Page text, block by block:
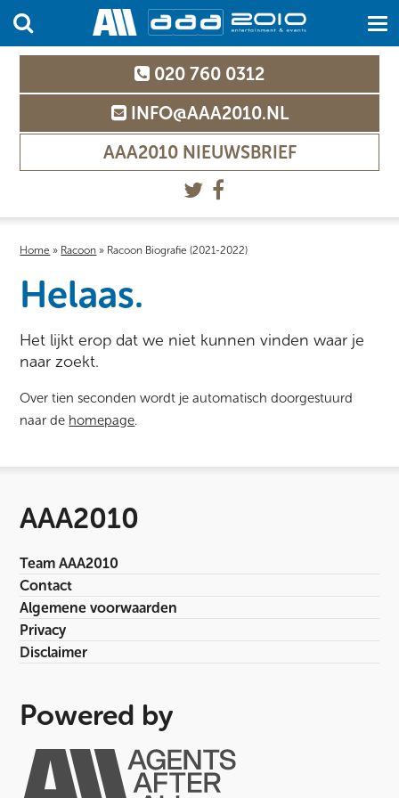
020 760 0312
INFO@AAA2010.NL
AAA2010 NIEUWSBRIEF
Home » Racoon » Racoon Biografie (2021-2022)
Helaas.
Het lijkt erop dat we niet kunnen vinden waar je
naar zoekt.
Over tien seconden wordt je automatisch doorgestuurd
naar de homepage.
AAA2010
Team AAA2010
Contact
Algemene voorwaarden
Privacy
Disclaimer
Powered by